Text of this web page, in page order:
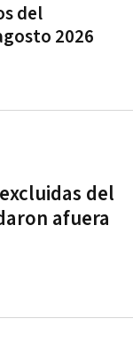
del
2026
del
afuera